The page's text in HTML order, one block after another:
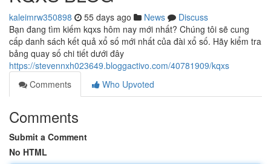
kaleimrw350898 55 days ago News
Discuss
Bạn đang tìm kiếm kqxs hôm nay mới nhất? Chúng tôi sẽ cung
cấp danh sách kết quả xổ số mới nhất của đài xổ số. Hãy kiểm tra
bảng quay số chi tiết dưới đây
https://stevennxh023649.bloggactivo.com/40781909/kqxs
Comments
Who Upvoted
Comments
Submit a Comment
No HTML